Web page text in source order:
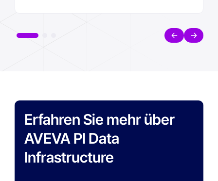
Erfahren Sie mehr über
AVEVA PI Data
Infrastructure